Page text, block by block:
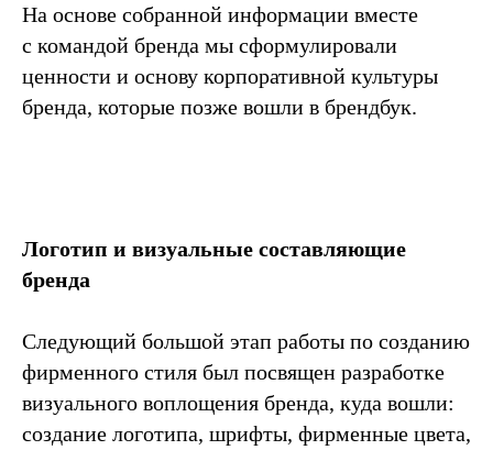
На основе собранной информации вместе
с командой бренда мы сформулировали
ценности и основу корпоративной культуры
бренда, которые позже вошли в брендбук.
Логотип и визуальные составляющие
бренда
Следующий большой этап работы по созданию
фирменного стиля был посвящен разработке
визуального воплощения бренда, куда вошли:
создание логотипа, шрифты, фирменные цвета,